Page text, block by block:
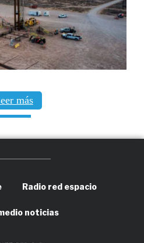
más
Radio red espacio
noticias